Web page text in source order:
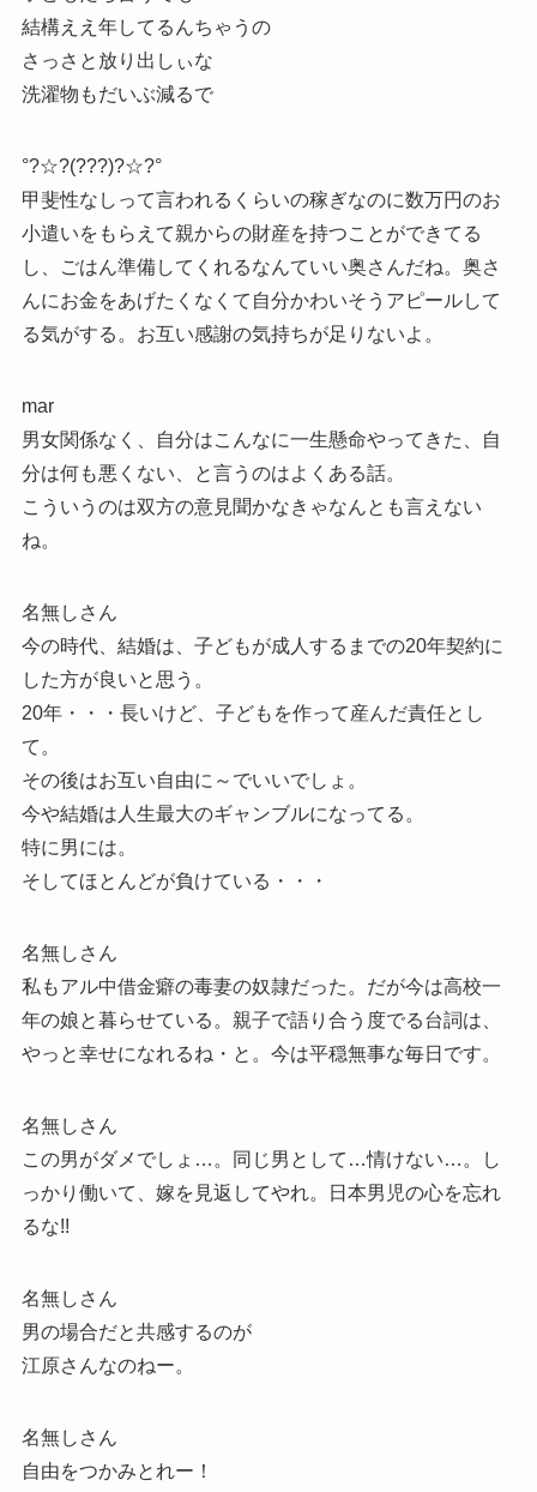
結構ええ年してるんちゃうの
さっさと放り出しぃな
洗濯物もだいぶ減るで
°?☆?(???)?☆?°
甲斐性なしって言われるくらいの稼ぎなのに数万円のお
小遣いをもらえて親からの財産を持つことができてる
し、ごはん準備してくれるなんていい奥さんだね。奥さ
んにお金をあげたくなくて自分かわいそうアピールして
る気がする。お互い感謝の気持ちが足りないよ。
mar
男女関係なく、自分はこんなに一生懸命やってきた、自
分は何も悪くない、と言うのはよくある話。
こういうのは双方の意見聞かなきゃなんとも言えない
ね。
名無しさん
今の時代、結婚は、子どもが成人するまでの20年契約に
した方が良いと思う。
20年・・・長いけど、子どもを作って産んだ責任とし
て。
その後はお互い自由に～でいいでしょ。
今や結婚は人生最大のギャンブルになってる。
特に男には。
そしてほとんどが負けている・・・
名無しさん
私もアル中借金癖の毒妻の奴隷だった。だが今は高校一
年の娘と暮らせている。親子で語り合う度でる台詞は、
やっと幸せになれるね・と。今は平穏無事な毎日です。
名無しさん
この男がダメでしょ…。同じ男として…情けない…。し
っかり働いて、嫁を見返してやれ。日本男児の心を忘れ
るな!!
名無しさん
男の場合だと共感するのが
江原さんなのねー。
名無しさん
自由をつかみとれー！